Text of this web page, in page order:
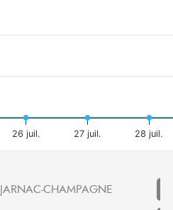
26 juil. 27 juil. 28 juil.
JARNAC-CHAMPAGNE